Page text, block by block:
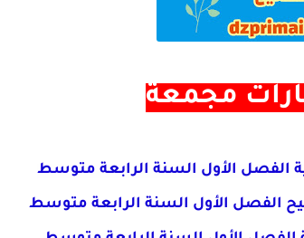
مجمعة
الفصل الأول السنة الرابعة متوسط